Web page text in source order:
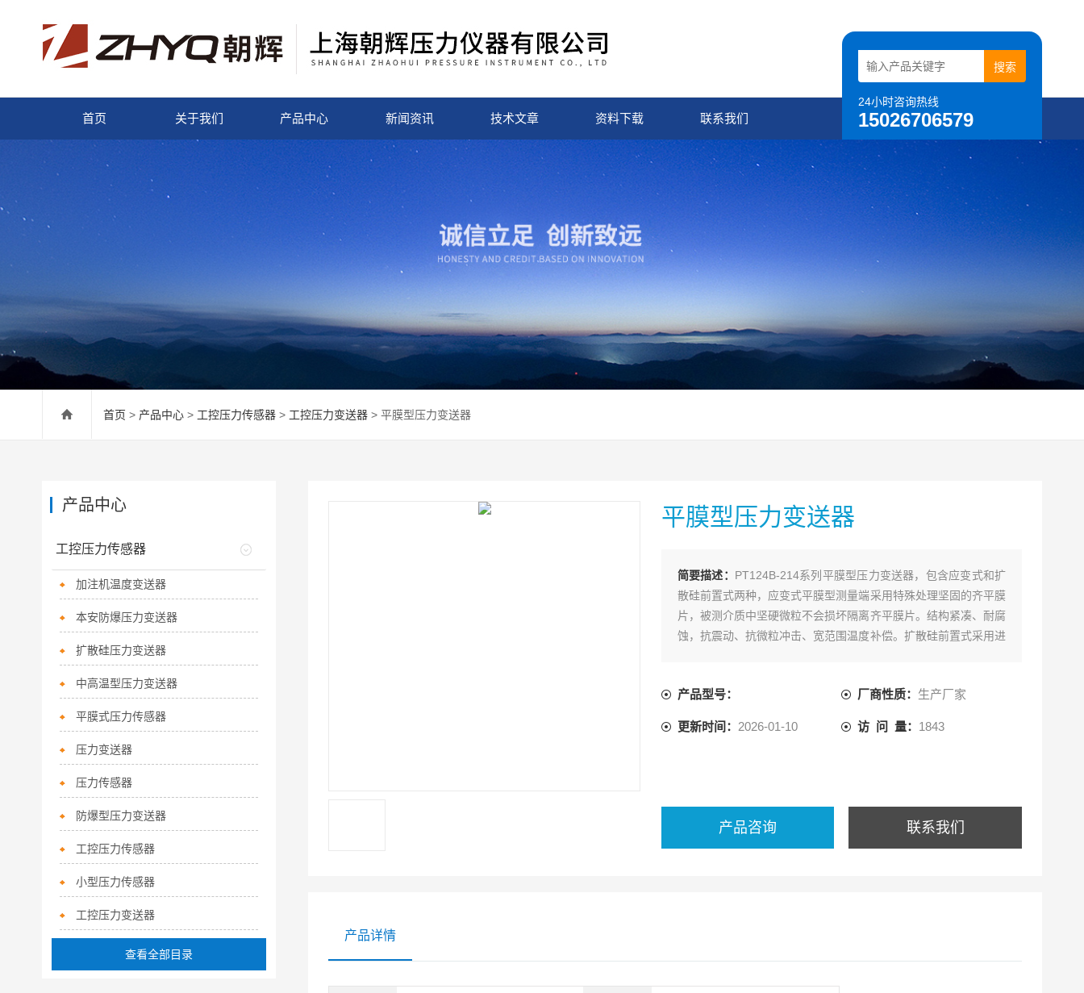
24小时咨询热线
15026706579
首页 关于我们 产品中心 新闻资讯 技术文章 资料下载 联系我们
首页 > 产品中心 > 工控压力传感器 > 工控压力变送器 > 平膜型压力变送器
平膜型压力变送器
简要描述： PT124B-214系列平膜型压力变送器，包含应变式和扩
散硅前置式两种，应变式平膜型测量端采用特殊处理坚固的齐平膜
片，被测介质中坚硬微粒不会损坏隔离齐平膜片。结构紧凑、耐腐
蚀，抗震动、抗微粒冲击、宽范围温度补偿。扩散硅前置式采用进
产品型号： 厂商性质： 生产厂家
更新时间： 2026-01-10 访 问 量： 1843
产品咨询 联系我们
产品详情
产品中心
工控压力传感器
加注机温度变送器
本安防爆压力变送器
扩散硅压力变送器
中高温型压力变送器
平膜式压力传感器
压力变送器
压力传感器
防爆型压力变送器
工控压力传感器
小型压力传感器
工控压力变送器
查看全部目录